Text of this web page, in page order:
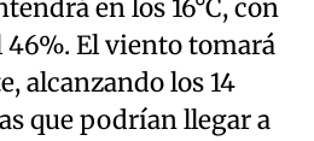
en los 16°C, con
El viento tomará
alcanzando los 14
que podrían llegar a